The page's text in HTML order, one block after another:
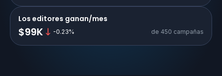
Los editores ganan/mes
$99K -0.23% de 450 campañas